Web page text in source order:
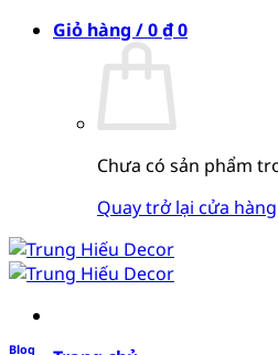
Giỏ hàng /0₫0
Chưa có sản phẩm
Quay trở lại cửa hàng
Blog